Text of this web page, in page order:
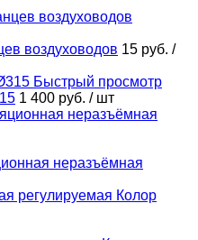
воздуховодов 15 руб. /
Быстрый просмотр
1 400 руб. / шт
неразъёмная